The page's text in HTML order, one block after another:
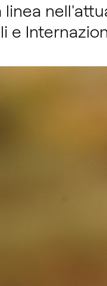
linea
e